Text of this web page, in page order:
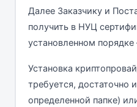
Далее Заказчику и
получить в НУЦ
установленном
Установка
требуется, достаточно
определенной папке)